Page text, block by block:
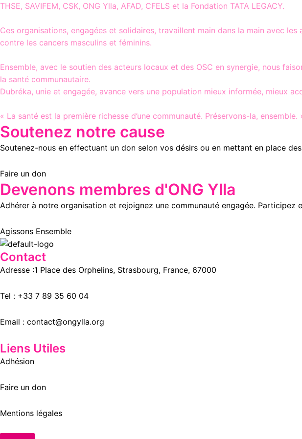
THSE, SAVIFEM, CSK, ONG Ylla, AFAD, CFELS et la Fondation TATA LEGACY.
Ces organisations, engagées et solidaires, travaillent main dans la main avec
contre les cancers masculins et féminins.
Ensemble, avec le soutien des acteurs locaux et des OSC en synergie, nous
la santé communautaire.
Dubréka, unie et engagée, avance vers une population mieux informée, mieux
« La santé est la première richesse d’une communauté. Préservons-la, ensemble.
Soutenez notre cause
Soutenez-nous en effectuant un don selon vos désirs ou en mettant en place
Faire un don
Devenons membres d'ONG Ylla
Adhérer à notre organisation et rejoignez une communauté engagée. Participez
Agissons Ensemble
Contact
Adresse :1 Place des Orphelins, Strasbourg, France, 67000
Tel : +33 7 89 35 60 04
Email : contact@ongylla.org
Liens Utiles
Adhésion
Faire un don
Mentions légales